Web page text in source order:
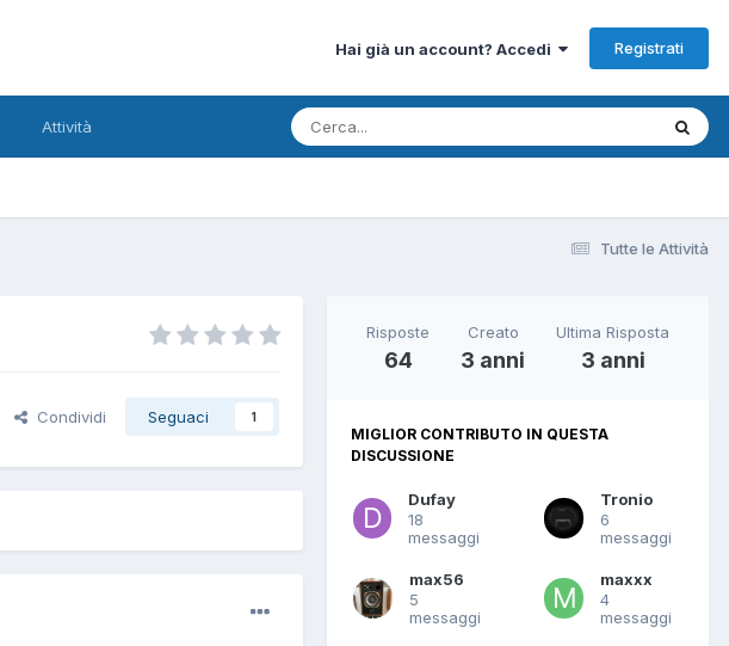
Hai già un account? Accedi Registrati
Attività
Tutte le Attività
Condividi Seguaci 1
Risposte
64
Creato
3 anni
Ultima Risposta
3 anni
MIGLIOR CONTRIBUTO IN QUESTA
DISCUSSIONE
Dufay
18
messaggi
Tronio
6
messaggi
max56
5
messaggi
maxxx
4
messaggi